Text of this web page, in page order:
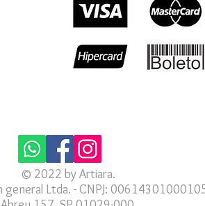
© 2022 by Artiara.
Ltda. - CNPJ: